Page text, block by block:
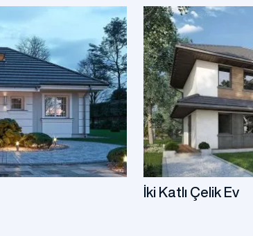
Prefabrik Kafeterya
Prefabrik Bağ Evi
İki Katlı Çelik Ev